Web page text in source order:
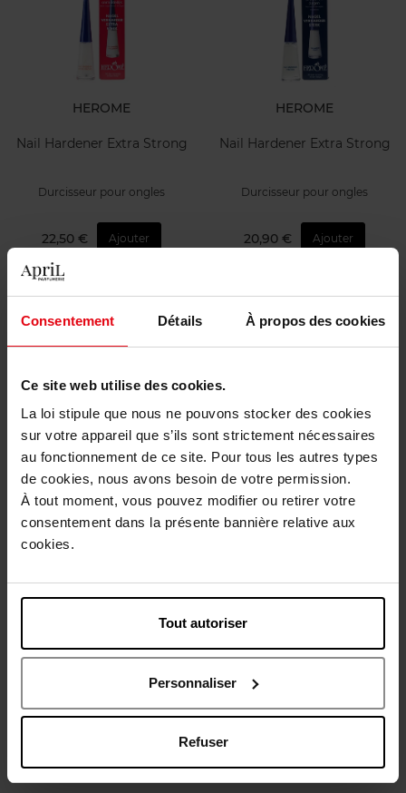
Consentement Détails À propos des cookies
Ce site web utilise des cookies.
La loi stipule que nous ne pouvons stocker des cookies
sur votre appareil que s’ils sont strictement nécessaires
au fonctionnement de ce site. Pour tous les autres types
de cookies, nous avons besoin de votre permission.
À tout moment, vous pouvez modifier ou retirer votre
consentement dans la présente bannière relative aux
cookies.
Tout autoriser
Personnaliser
Refuser
HEROME
Nail Hardener Extra Strong
Durcisseur pour ongles
22,50 € Ajouter
HEROME
Nail Hardener Extra Strong
Durcisseur pour ongles
20,90 € Ajouter
Nouveauté
CLOSE
DURCISSEUR
Soin ongles
Nouveauté
3-EN-1
Soin ongles